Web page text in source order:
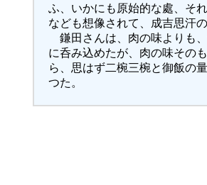
ふ、いかにも原始的な處、そ
なども想像されて、成吉思汗
鎌田さんは、肉の味よりも
に呑み込めたが、肉の味その
ら、思はず二椀三椀と御飯の
つた。